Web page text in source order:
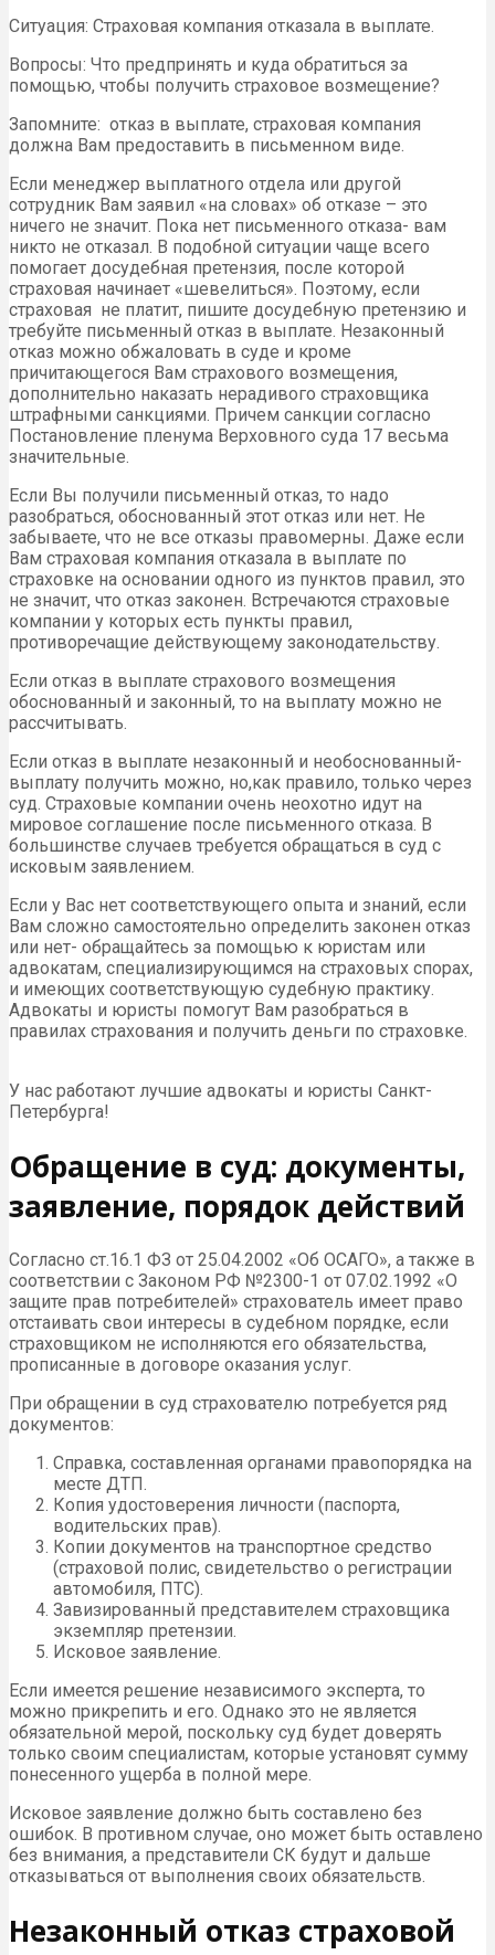
Ситуация: Страховая компания отказала в выплате.
Вопросы: Что предпринять и куда обратиться за
помощью, чтобы получить страховое возмещение?
Запомните: отказ в выплате, страховая компания
должна Вам предоставить в письменном виде.
Если менеджер выплатного отдела или другой
сотрудник Вам заявил «на словах» об отказе – это
ничего не значит. Пока нет письменного отказа- вам
никто не отказал. В подобной ситуации чаще всего
помогает досудебная претензия, после которой
страховая начинает «шевелиться». Поэтому, если
страховая не платит, пишите досудебную претензию и
требуйте письменный отказ в выплате. Незаконный
отказ можно обжаловать в суде и кроме
причитающегося Вам страхового возмещения,
дополнительно наказать нерадивого страховщика
штрафными санкциями. Причем санкции согласно
Постановление пленума Верховного суда 17 весьма
значительные.
Если Вы получили письменный отказ, то надо
разобраться, обоснованный этот отказ или нет. Не
забываете, что не все отказы правомерны. Даже если
Вам страховая компания отказала в выплате по
страховке на основании одного из пунктов правил, это
не значит, что отказ законен. Встречаются страховые
компании у которых есть пункты правил,
противоречащие действующему законодательству.
Если отказ в выплате страхового возмещения
обоснованный и законный, то на выплату можно не
рассчитывать.
Если отказ в выплате незаконный и необоснованный-
выплату получить можно, но,как правило, только через
суд. Страховые компании очень неохотно идут на
мировое соглашение после письменного отказа. В
большинстве случаев требуется обращаться в суд с
исковым заявлением.
Если у Вас нет соответствующего опыта и знаний, если
Вам сложно самостоятельно определить законен отказ
или нет- обращайтесь за помощью к юристам или
адвокатам, специализирующимся на страховых спорах,
и имеющих соответствующую судебную практику.
Адвокаты и юристы помогут Вам разобраться в
правилах страхования и получить деньги по страховке.
У нас работают лучшие адвокаты и юристы Санкт-
Петербурга!
Обращение в суд: документы,
заявление, порядок действий
Согласно ст.16.1 ФЗ от 25.04.2002 «Об ОСАГО», а также в
соответствии с Законом РФ №2300-1 от 07.02.1992 «О
защите прав потребителей» страхователь имеет право
отстаивать свои интересы в судебном порядке, если
страховщиком не исполняются его обязательства,
прописанные в договоре оказания услуг.
При обращении в суд страхователю потребуется ряд
документов:
Справка, составленная органами правопорядка на
месте ДТП.
Копия удостоверения личности (паспорта,
водительских прав).
Копии документов на транспортное средство
(страховой полис, свидетельство о регистрации
автомобиля, ПТС).
Завизированный представителем страховщика
экземпляр претензии.
Исковое заявление.
Если имеется решение независимого эксперта, то
можно прикрепить и его. Однако это не является
обязательной мерой, поскольку суд будет доверять
только своим специалистам, которые установят сумму
понесенного ущерба в полной мере.
Исковое заявление должно быть составлено без
ошибок. В противном случае, оно может быть оставлено
без внимания, а представители СК будут и дальше
отказываться от выполнения своих обязательств.
Незаконный отказ страховой